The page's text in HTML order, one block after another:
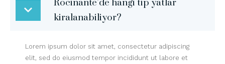
Rocinante’de hangi tip yatlar
kiralanabiliyor?
Lorem ipsum dolor sit amet, consectetur adipiscing
elit, sed do eiusmod tempor incididunt ut labore et